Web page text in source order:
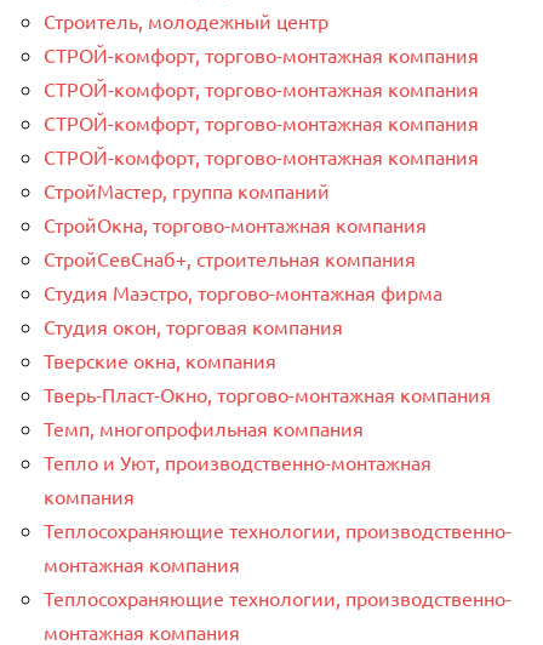
Строитель, молодежный центр
СТРОЙ-комфорт, торгово-монтажная компания
СТРОЙ-комфорт, торгово-монтажная компания
СТРОЙ-комфорт, торгово-монтажная компания
СТРОЙ-комфорт, торгово-монтажная компания
СтройМастер, группа компаний
СтройОкна, торгово-монтажная компания
СтройСевСнаб+, строительная компания
Студия Маэстро, торгово-монтажная фирма
Студия окон, торговая компания
Тверские окна, компания
Тверь-Пласт-Окно, торгово-монтажная компания
Темп, многопрофильная компания
Тепло и Уют, производственно-монтажная
компания
Теплосохраняющие технологии, производственно-
монтажная компания
Теплосохраняющие технологии, производственно-
монтажная компания